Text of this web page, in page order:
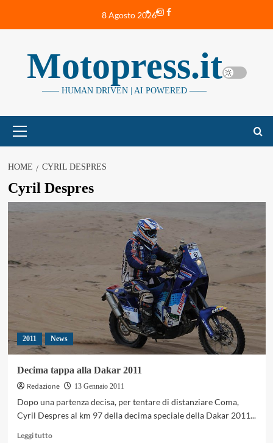
8 Agosto 2026Instagram
Facebook
Motopress.it
—— HUMAN DRIVEN | AI POWERED ——
principale
HOME CYRIL DESPRES
Cyril Despres
2011 News
Decima tappa alla Dakar 2011
Redazione
13 Gennaio 2011
Dopo una partenza decisa, per tentare di distanziare Coma,
Cyril Despres al km 97 della decima speciale della Dakar 2011...
Leggi tuttoLeggi